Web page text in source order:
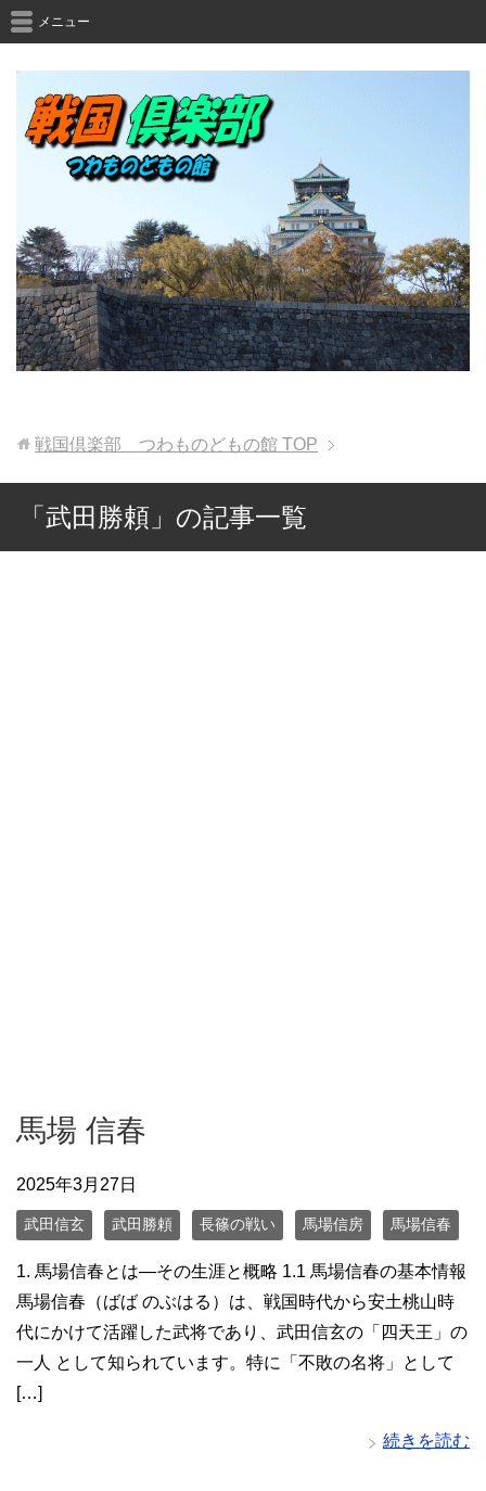
メニュー
戦国倶楽部 つわものどもの館 TOP
「武田勝頼」の記事一覧
馬場 信春
2025年3月27日
武田信玄 武田勝頼 長篠の戦い 馬場信房 馬場信春
1. 馬場信春とは—その生涯と概略 1.1 馬場信春の基本情報
馬場信春（ばば のぶはる）は、戦国時代から安土桃山時
代にかけて活躍した武将であり、武田信玄の「四天王」の
一人 として知られています。特に「不敗の名将」として
[…]
続きを読む